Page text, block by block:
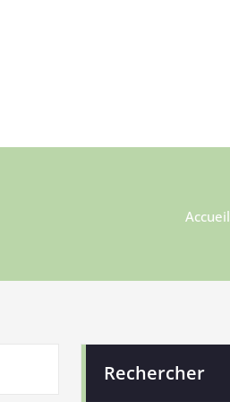
Accueil
Rechercher